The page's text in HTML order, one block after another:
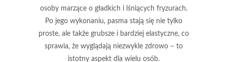
osoby marzące o gładkich i lśniących fryzurach.
Po jego wykonaniu, pasma stają się nie tylko
proste, ale także grubsze i bardziej elastyczne, co
sprawia, że wyglądają niezwykle zdrowo – to
istotny aspekt dla wielu osób.